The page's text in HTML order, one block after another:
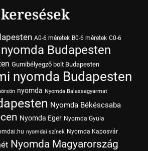
A0-6 méretek B0-6 méretek C0-6
Budapesten
Gumibélyegző bolt Budapesten
nyomda Budapesten
nyomda Nyomda Balassagyarmat
Nyomda Békéscsaba
Nyomda Eger Nyomda Gyula
nyomdai színek Nyomda Kaposvár
Nyomda Magyarország